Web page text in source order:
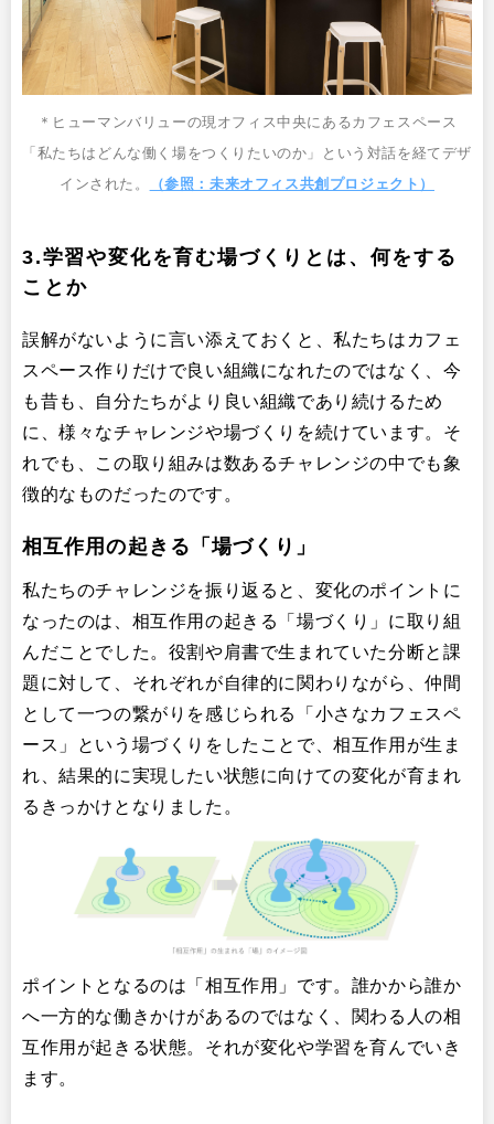
＊ヒューマンバリューの現オフィス中央にあるカフェスペース
「私たちはどんな働く場をつくりたいのか」という対話を経てデザ
インされた。
（参照：未来オフィス共創プロジェクト）
3.学習や変化を育む場づくりとは、何をする
ことか
誤解がないように言い添えておくと、私たちはカフェ
スペース作りだけで良い組織になれたのではなく、今
も昔も、自分たちがより良い組織であり続けるため
に、様々なチャレンジや場づくりを続けています。そ
れでも、この取り組みは数あるチャレンジの中でも象
徴的なものだったのです。
相互作用の起きる「場づくり」
私たちのチャレンジを振り返ると、変化のポイントに
なったのは、相互作用の起きる「場づくり」に取り組
んだことでした。役割や肩書で生まれていた分断と課
題に対して、それぞれが自律的に関わりながら、仲間
として一つの繋がりを感じられる「小さなカフェスペ
ース」という場づくりをしたことで、相互作用が生ま
れ、結果的に実現したい状態に向けての変化が育まれ
るきっかけとなりました。
ポイントとなるのは「相互作用」です。誰かから誰か
へ一方的な働きかけがあるのではなく、関わる人の相
互作用が起きる状態。それが変化や学習を育んでいき
ます。